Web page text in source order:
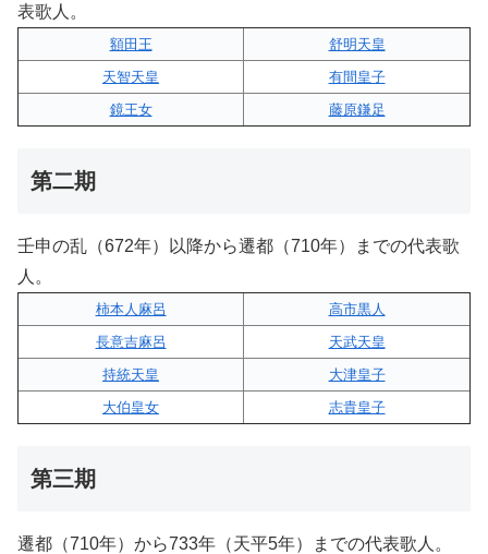
表歌人。
額田王
舒明天皇
天智天皇
有間皇子
鏡王女
藤原鎌足
第二期
壬申の乱（672年）以降から遷都（710年）までの代表歌
人。
柿本人麻呂
高市黒人
長意吉麻呂
天武天皇
持統天皇
大津皇子
大伯皇女
志貴皇子
第三期
遷都（710年）から733年（天平5年）までの代表歌人。